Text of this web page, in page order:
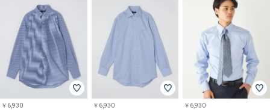
￥6,930 ￥6,930 ￥6,930